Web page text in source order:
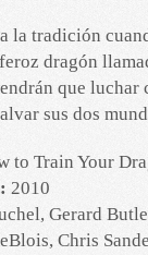
tradición
dragón
que luchar
sus dos
to Train Your
2010
Gerard
Chris